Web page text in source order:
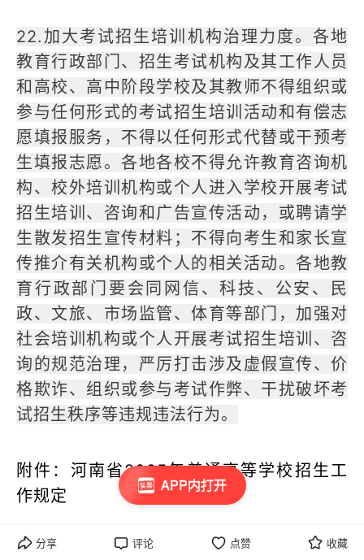
APP内打开
22.加大考试招生培训机构治理力度。各地
教育行政部门、招生考试机构及其工作人员
和高校、高中阶段学校及其教师不得组织或
参与任何形式的考试招生培训活动和有偿志
愿填报服务，不得以任何形式代替或干预考
生填报志愿。各地各校不得允许教育咨询机
构、校外培训机构或个人进入学校开展考试
招生培训、咨询和广告宣传活动，或聘请学
生散发招生宣传材料；不得向考生和家长宣
传推介有关机构或个人的相关活动。各地教
育行政部门要会同网信、科技、公安、民
政、文旅、市场监管、体育等部门，加强对
社会培训机构或个人开展考试招生培训、咨
询的规范治理，严厉打击涉及虚假宣传、价
格欺诈、组织或参与考试作弊、干扰破坏考
试招生秩序等违规违法行为。
附件：河南省2025年普通高等学校招生工
作规定
（来源：河南省教育厅、河南日报）
分享 评论 点赞 收藏